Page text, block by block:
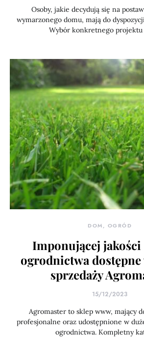
Osoby, jakie decydują się na
wymarzonego domu, mają do
Wybór konkretnego
DOM, OGRÓD
Imponującej
ogrodnictwa
sprzedaży
15/12/2023
Agromaster to sklep www, mający
profesjonalne oraz udostępnione w
ogrodnictwa. Kompletny